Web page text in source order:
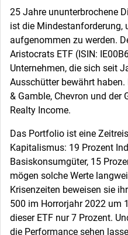
25 Jahre ununterbrochene
ist die Mindestanforderung,
aufgenommen zu werden.
Aristocrats ETF (ISIN:
Unternehmen, die sich seit
Ausschütter bewährt
& Gamble, Chevron und der
Realty Income.
Das Portfolio ist eine
Kapitalismus: 19 Prozent
Basiskonsumgüter, 15
mögen solche Werte
Krisenzeiten beweisen sie
500 im Horrorjahr 2022 um
dieser ETF nur 7 Prozent.
die Performance sehen